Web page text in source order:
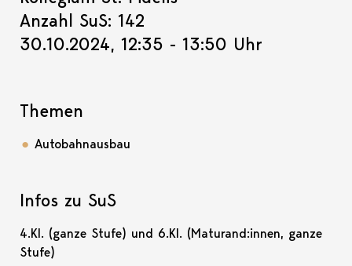
Anzahl SuS: 142
30.10.2024, 12:35 - 13:50 Uhr
Themen
Autobahnausbau
Infos zu SuS
4.Kl. (ganze Stufe) und 6.Kl. (Maturand:innen, ganze
Stufe)